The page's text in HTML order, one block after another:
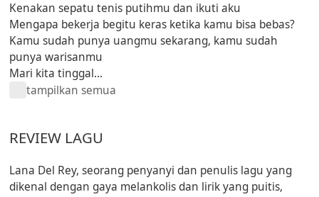
Kenakan sepatu tenis putihmu dan ikuti aku
Mengapa bekerja begitu keras ketika kamu bisa bebas?
Kamu sudah punya uangmu sekarang, kamu sudah
punya warisanmu
Mari kita tinggal...
tampilkan semua
REVIEW LAGU
Lana Del Rey, seorang penyanyi dan penulis lagu yang
dikenal dengan gaya melankolis dan lirik yang puitis,